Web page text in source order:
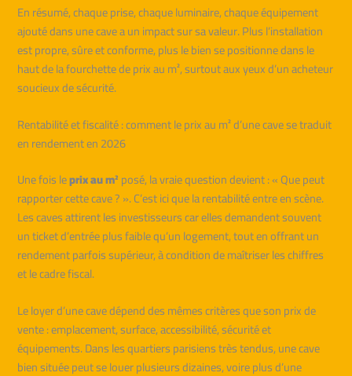
En résumé, chaque prise, chaque luminaire, chaque équipement
ajouté dans une cave a un impact sur sa valeur. Plus l’installation
est propre, sûre et conforme, plus le bien se positionne dans le
haut de la fourchette de prix au m², surtout aux yeux d’un acheteur
soucieux de sécurité.
Rentabilité et fiscalité : comment le prix au m² d’une cave se traduit
en rendement en 2026
Une fois leprix au m²posé, la vraie question devient : « Que peut
rapporter cette cave ? ». C’est ici que la rentabilité entre en scène.
Les caves attirent les investisseurs car elles demandent souvent
un ticket d’entrée plus faible qu’un logement, tout en offrant un
rendement parfois supérieur, à condition de maîtriser les chiffres
et le cadre fiscal.
Le loyer d’une cave dépend des mêmes critères que son prix de
vente : emplacement, surface, accessibilité, sécurité et
équipements. Dans les quartiers parisiens très tendus, une cave
bien située peut se louer plusieurs dizaines, voire plus d’une